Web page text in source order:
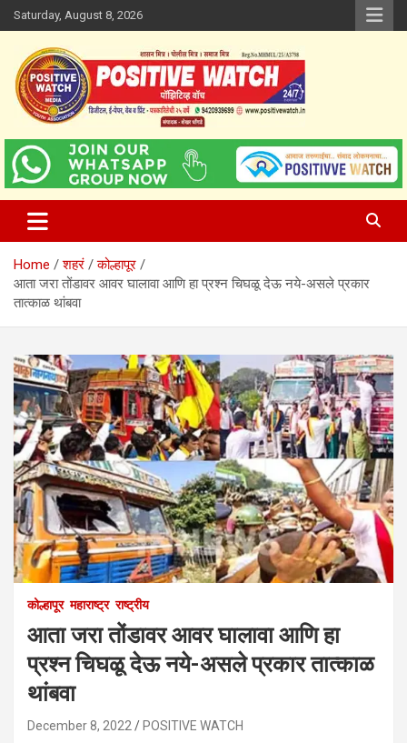
Skip
to
content
Saturday, August 8, 2026
Positive Watch
www.positivewatch.in
Home शहरं
कोल्हापूर
आता जरा तोंडावर आवर घालावा आणि हा प्रश्न चिघळू देऊ नये-असले प्रकार
तात्काळ थांबवा
कोल्हापूर महाराष्ट्र राष्ट्रीय
आता जरा तोंडावर आवर घालावा आणि हा
प्रश्न चिघळू देऊ नये-असले प्रकार तात्काळ
थांबवा
December 8, 2022 POSITIVE WATCH